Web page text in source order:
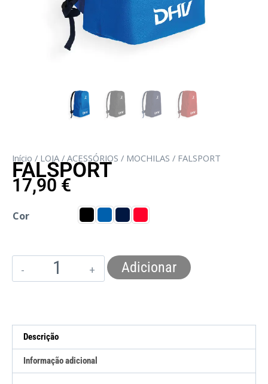
Início / LOJA / ACESSÓRIOS / MOCHILAS / FALSPORT
FALSPORT
17,90 €
Cor
Adicionar
Descrição
Informação adicional